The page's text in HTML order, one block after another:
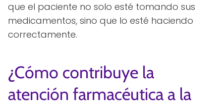
que el paciente no solo esté tomando sus
medicamentos, sino que lo esté haciendo
correctamente.
¿Cómo contribuye la
atención farmacéutica a la